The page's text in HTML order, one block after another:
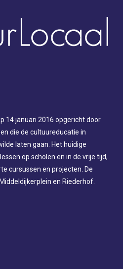
14 januari 2016 opgericht door
die de cultuureducatie in
laten gaan. Het huidige
op scholen en in de vrije tijd,
cursussen en projecten. De
en Riederhof.